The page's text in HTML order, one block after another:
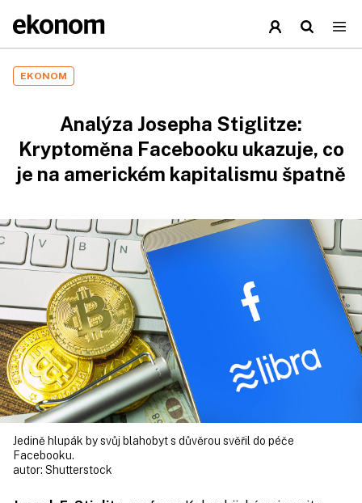
EKONOM
Analýza Josepha Stiglitze:
Kryptoměna Facebooku ukazuje, co
je na americkém kapitalismu špatně
Jedině hlupák by svůj blahobyt s důvěrou svěřil do péče
Facebooku.
autor: Shutterstock